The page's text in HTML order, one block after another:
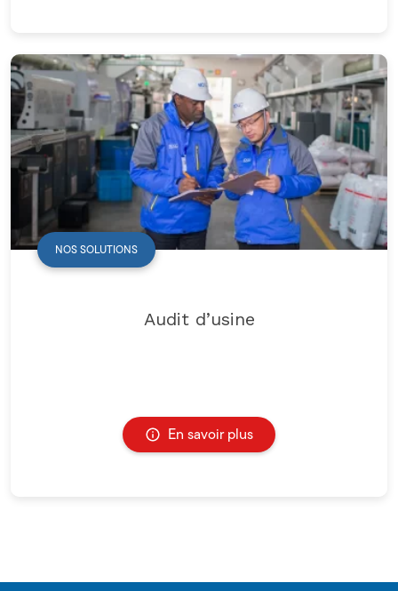
NOS SOLUTIONS
Audit d’usine
En savoir plus